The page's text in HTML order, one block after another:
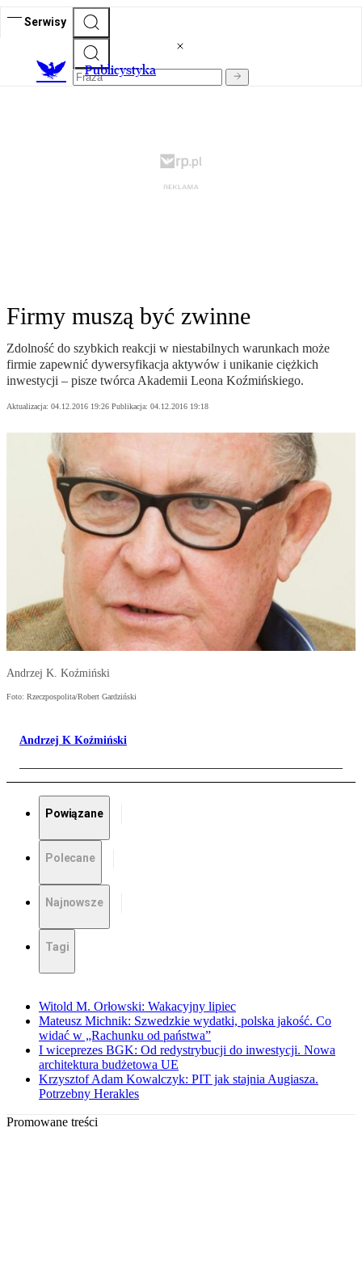
Serwisy
Publicystyka
Firmy muszą być zwinne
Zdolność do szybkich reakcji w niestabilnych warunkach może
firmie zapewnić dywersyfikacja aktywów i unikanie ciężkich
inwestycji – pisze twórca Akademii Leona Koźmińskiego.
Aktualizacja: 04.12.2016 19:26 Publikacja: 04.12.2016 19:18
Andrzej K. Koźmiński
Foto: Rzeczpospolita/Robert Gardziński
Andrzej K Koźmiński
Powiązane
Polecane
Najnowsze
Tagi
Witold M. Orłowski: Wakacyjny lipiec
Mateusz Michnik: Szwedzkie wydatki, polska jakość. Co
widać w „Rachunku od państwa”
I wiceprezes BGK: Od redystrybucji do inwestycji. Nowa
architektura budżetowa UE
Krzysztof Adam Kowalczyk: PIT jak stajnia Augiasza.
Potrzebny Herakles
Promowane treści